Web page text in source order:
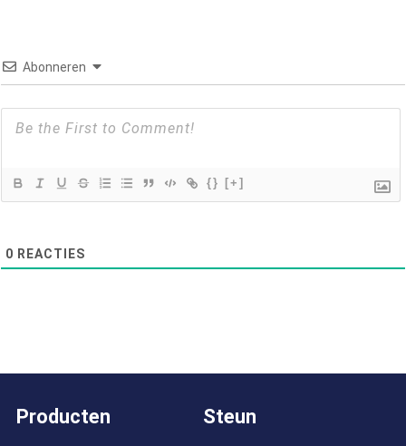
Abonneren
{} [+]
0 REACTIES
Producten Steun